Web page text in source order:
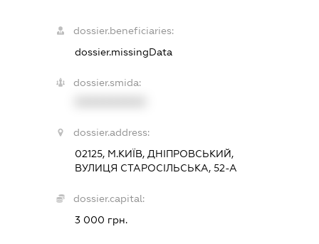
dossier.beneficiaries:
dossier.missingData
dossier.smida:
dossier.address:
02125, М.КИЇВ, ДНІПРОВСЬКИЙ,
ВУЛИЦЯ СТАРОСІЛЬСЬКА, 52-А
dossier.capital:
3 000 грн.